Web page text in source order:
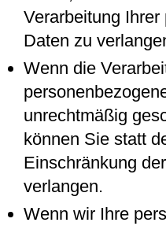
Verarbeitung
Daten zu
Wenn die
unrechtmäßig
können Sie statt
Einschränkung
verlangen.
Wenn wir Ihre